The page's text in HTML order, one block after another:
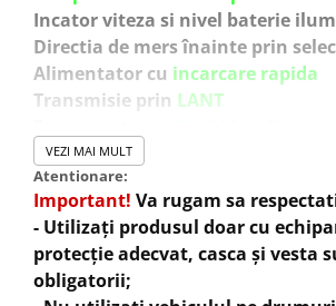
Incator viteza si nivel baterie
Directia de mers înainte prin
Alimentator cu incarcare rapida
Transmisie prin LANT
Suspensie individuala fata,
Supesie central spate, reglabila
Anvelope fata 14x4.10-6
Anvelope spate 14x5-6
Înălțime scaun v. podea 320 mm
Garda la sol
VEZI MAI MULT
Atentionare:
Important! Va rugam sa
- Utilizați produsul doar cu
protecție adecvat, casca și vesta
obligatorii;